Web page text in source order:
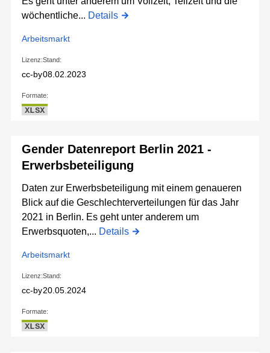
wöchentliche... Details
Arbeitsmarkt
Lizenz:
cc-by
Stand:
08.02.2023
Formate:
XLSX
Gender Datenreport Berlin 2021 -
Erwerbsbeteiligung
Daten zur Erwerbsbeteiligung mit einem genaueren
Blick auf die Geschlechterverteilungen für das Jahr
2021 in Berlin. Es geht unter anderem um
Erwerbsquoten,... Details
Arbeitsmarkt
Lizenz:
cc-by
Stand:
20.05.2024
Formate:
XLSX